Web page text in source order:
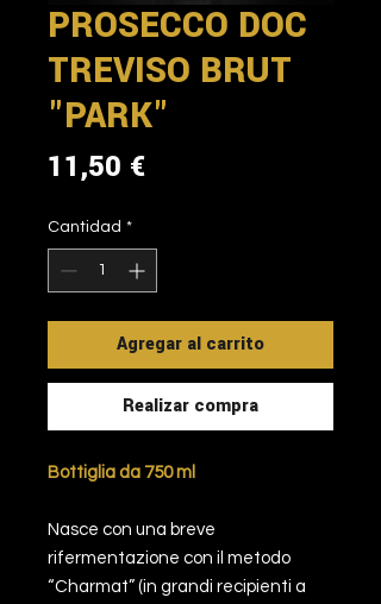
PROSECCO DOC
TREVISO BRUT
"PARK"
11,50 €Precio
Cantidad *
Agregar al carrito
Realizar compra
Bottiglia da 750 ml
Nasce con una breve
rifermentazione con il metodo
“Charmat” (in grandi recipienti a